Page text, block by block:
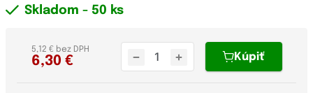
Skladom - 50 ks
6,30 €
5,12 € bez DPH
Kúpiť